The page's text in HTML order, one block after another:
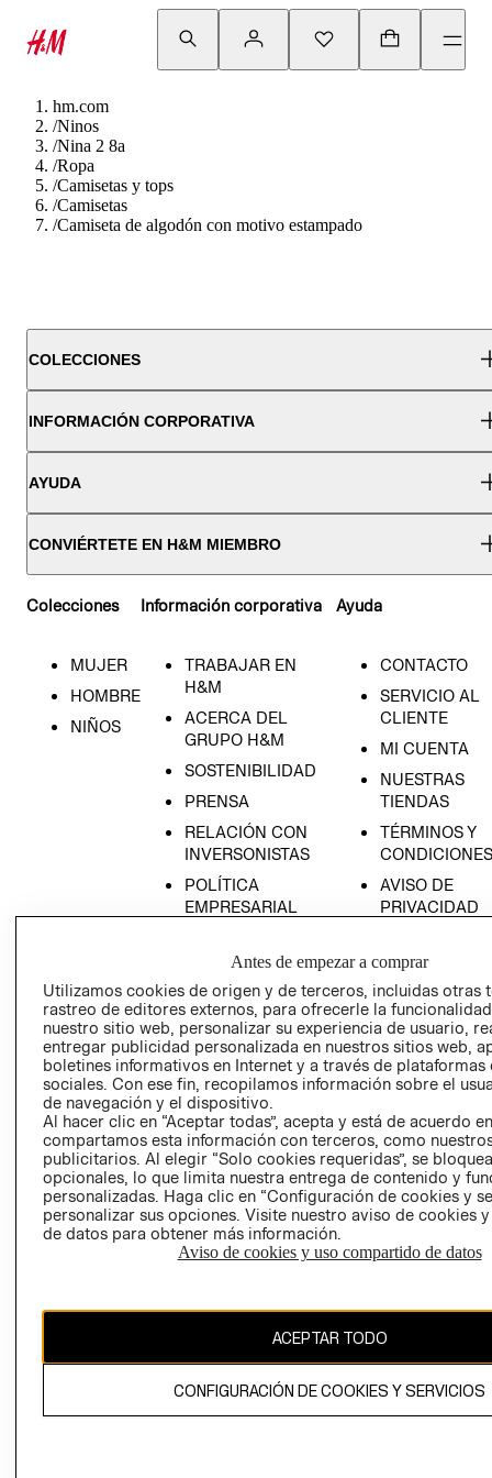
hm.com
/Ninos
/Nina 2 8a
/Ropa
/Camisetas y tops
/Camisetas
/Camiseta de algodón con motivo estampado
COLECCIONES
INFORMACIÓN CORPORATIVA
AYUDA
CONVIÉRTETE EN H&M MIEMBRO
Colecciones
MUJER
HOMBRE
NIÑOS
Información corporativa
TRABAJAR EN
H&M
ACERCA DEL
GRUPO H&M
SOSTENIBILIDAD
PRENSA
RELACIÓN CON
INVERSONISTAS
POLÍTICA
EMPRESARIAL
Ayuda
CONTACTO
SERVICIO AL
CLIENTE
MI CUENTA
NUESTRAS
TIENDAS
TÉRMINOS Y
CONDICIONES
AVISO DE
PRIVACIDAD
AVISO DE
COOKIES
LIBRO DE
Ecuador ($)
CAMBIAR REGIÓN
El contenido de esta página web está protegido por copyright y es
Antes de empezar a comprar
Utilizamos cookies de origen y de terceros, incluidas otras
rastreo de editores externos, para ofrecerle la
nuestro sitio web, personalizar su experiencia de usuario,
entregar publicidad personalizada en nuestros sitios web,
boletines informativos en Internet y a través de plataformas
sociales. Con ese fin, recopilamos información sobre el
de navegación y el dispositivo.
Al hacer clic en “Aceptar todas”, acepta y está de acuerdo
compartamos esta información con terceros, como
publicitarios. Al elegir “Solo cookies requeridas”, se
opcionales, lo que limita nuestra entrega de contenido y
personalizadas. Haga clic en “Configuración de cookies y
personalizar sus opciones. Visite nuestro aviso de cookies
de datos para obtener más información.
Aviso de cookies y uso compartido de datos
ACEPTAR TODO
CONFIGURACIÓN DE COOKIES Y SERVICIOS